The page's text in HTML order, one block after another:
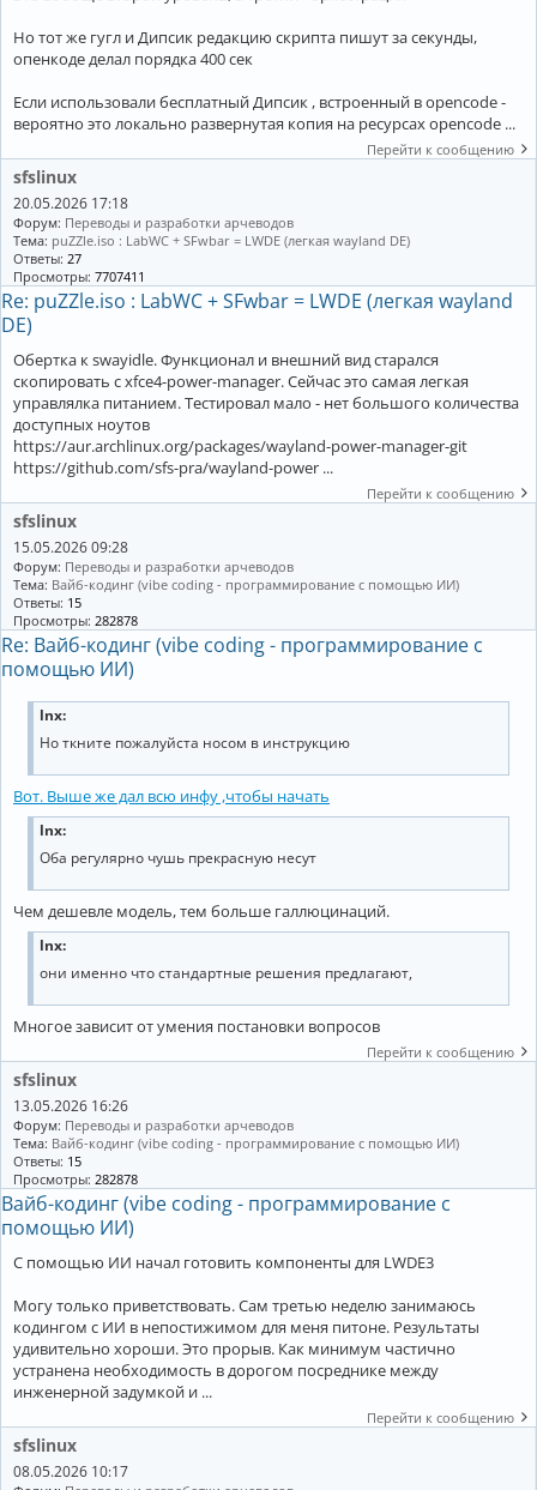
Но тот же гугл и Дипсик редакцию скрипта пишут за секунды,
опенкоде делал порядка 400 сек
Если использовали бесплатный Дипсик , встроенный в opencode -
вероятно это локально развернутая копия на ресурсах opencode ...
Перейти к сообщению
sfslinux
20.05.2026 17:18
Форум: Переводы и разработки арчеводов
Тема: puZZle.iso : LabWC + SFwbar = LWDE (легкая wayland DE)
Ответы: 27
Просмотры: 7707411
Re: puZZle.iso : LabWC + SFwbar = LWDE (легкая wayland
DE)
Обертка к swayidle. Функционал и внешний вид старался
скопировать с xfce4-power-manager. Сейчас это самая легкая
управлялка питанием. Тестировал мало - нет большого количества
доступных ноутов
https://aur.archlinux.org/packages/wayland-power-manager-git
https://github.com/sfs-pra/wayland-power ...
Перейти к сообщению
sfslinux
15.05.2026 09:28
Форум: Переводы и разработки арчеводов
Тема: Вайб-кодинг (vibe coding - программирование с помощью ИИ)
Ответы: 15
Просмотры: 282878
Re: Вайб-кодинг (vibe coding - программирование с
помощью ИИ)
lnx:
Но ткните пожалуйста носом в инструкцию
Вот. Выше же дал всю инфу ,чтобы начать
lnx:
Оба регулярно чушь прекрасную несут
Чем дешевле модель, тем больше галлюцинаций.
lnx:
они именно что стандартные решения предлагают,
Многое зависит от умения постановки вопросов
Перейти к сообщению
sfslinux
13.05.2026 16:26
Форум: Переводы и разработки арчеводов
Тема: Вайб-кодинг (vibe coding - программирование с помощью ИИ)
Ответы: 15
Просмотры: 282878
Вайб-кодинг (vibe coding - программирование с
помощью ИИ)
С помощью ИИ начал готовить компоненты для LWDE3
Могу только приветствовать. Сам третью неделю занимаюсь
кодингом с ИИ в непостижимом для меня питоне. Результаты
удивительно хороши. Это прорыв. Как минимум частично
устранена необходимость в дорогом посреднике между
инженерной задумкой и ...
Перейти к сообщению
sfslinux
08.05.2026 10:17